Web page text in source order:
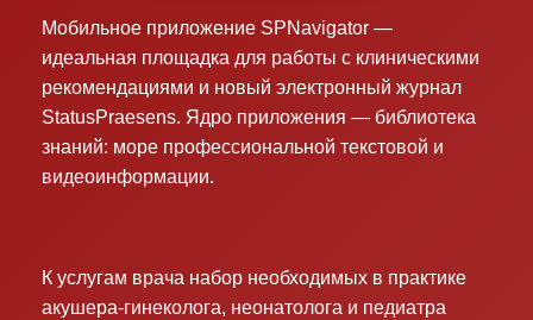
Мобильное приложение SPNavigator —
идеальная площадка для работы с клиническими
рекомендациями и новый электронный журнал
StatusPraesens. Ядро приложения — библиотека
знаний: море профессиональной текстовой и
видеоинформации.
К услугам врача набор необходимых в практике
акушера-гинеколога, неонатолога и педиатра